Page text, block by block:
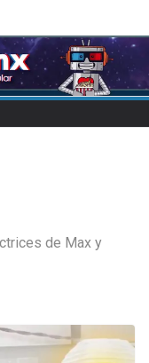
de Max y